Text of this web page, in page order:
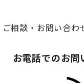
ご相談・お問い合わ
お電話でのお問